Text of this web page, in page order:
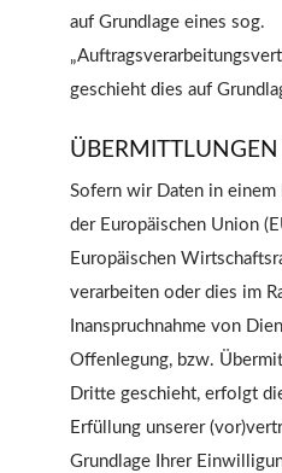
auf Grundlage eines sog.
geschieht dies auf
Sofern wir Daten in einem
der Europäischen Union
Europäischen
verarbeiten oder dies im
Inanspruchnahme von
Offenlegung, bzw.
Dritte geschieht, erfolgt
Erfüllung unserer
Grundlage Ihrer